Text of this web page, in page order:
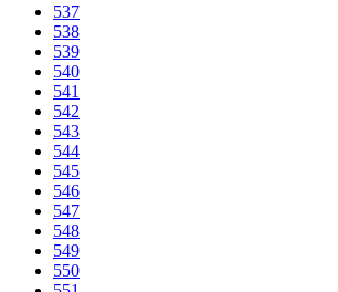
537
538
539
540
541
542
543
544
545
546
547
548
549
550